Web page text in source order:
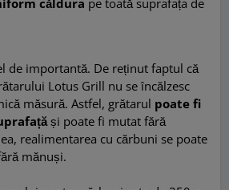
căldura pe toată suprafața de
de importantă. De reținut faptul că
Lotus Grill nu se încălzesc
măsură. Astfel, grătarul poate fi
și poate fi mutat fără
realimentarea cu cărbuni se poate
mănuși.